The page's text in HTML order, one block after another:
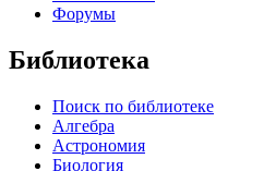
Форумы
Библиотека
Поиск по библиотеке
Алгебра
Астрономия
Биология